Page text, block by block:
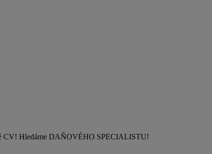
CV! Hledáme DAŇOVÉHO SPECIALISTU!